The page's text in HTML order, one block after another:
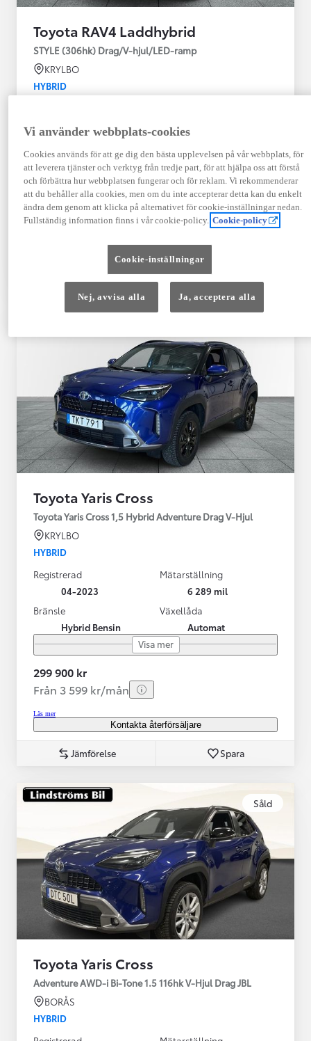
Toyota RAV4 Laddhybrid
STYLE (306hk) Drag/V-hjul/LED-ramp
KRYLBO
HYBRID
09-2023
Hybrid Bensin
Automat
Visa mer
409 900 kr
Från 4 920 kr/mån
Kontakta återförsäljare
Toyota Yaris Cross
Toyota Yaris Cross 1,5 Hybrid Adventure Drag V-Hjul
KRYLBO
HYBRID
Registrerad
04-2023
Mätarställning
6 289 mil
Bränsle
Hybrid Bensin
Växellåda
Automat
Visa mer
299 900 kr
Från 3 599 kr/mån
Läs mer
Kontakta återförsäljare
Jämförelse Spara
Såld
Toyota Yaris Cross
Adventure AWD-i Bi-Tone 1.5 116hk V-Hjul Drag JBL
BORÅS
HYBRID
Vi använder webbplats-cookies
Cookies används för att ge dig den bästa upplevelsen på vår webbplats, för
att leverera tjänster och verktyg från tredje part, för att hjälpa oss att förstå
och förbättra hur webbplatsen fungerar och för reklam. Vi rekommenderar
att du behåller alla cookies, men om du inte accepterar detta kan du enkelt
ändra dem genom att klicka på alternativet för cookie-inställningar nedan.
Fullständig information finns i vår cookie-policy. Cookie-policy
Cookie-inställningar
Nej, avvisa alla Ja, acceptera alla